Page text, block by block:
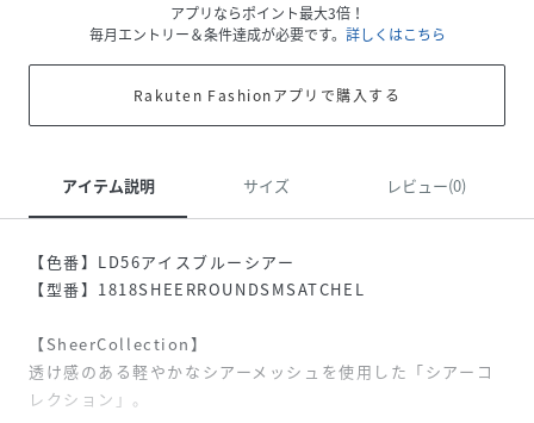
アプリならポイント最大3倍！
毎月エントリー＆条件達成が必要です。 詳しくはこちら
Rakuten Fashionアプリで購入する
アイテム説明 サイズ レビュー(0)
【色番】LD56アイスブルーシアー
【型番】1818SHEERROUNDSMSATCHEL
【SheerCollection】
透け感のある軽やかなシアーメッシュを使用した「シアーコ
レクション」。